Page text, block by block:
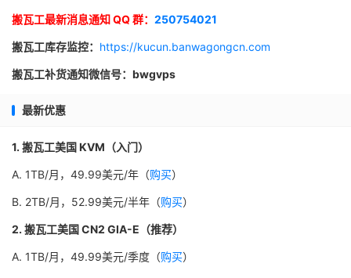
搬瓦工最新消息通知 QQ 群： 250754021
搬瓦工库存监控： https://kucun.banwagongcn.com
搬瓦工补货通知微信号：bwgvps
最新优惠
1. 搬瓦工美国 KVM（入门）
A. 1TB/月，49.99美元/年（购买）
B. 2TB/月，52.99美元/半年（购买）
2. 搬瓦工美国 CN2 GIA-E（推荐）
A. 1TB/月，49.99美元/季度（购买）